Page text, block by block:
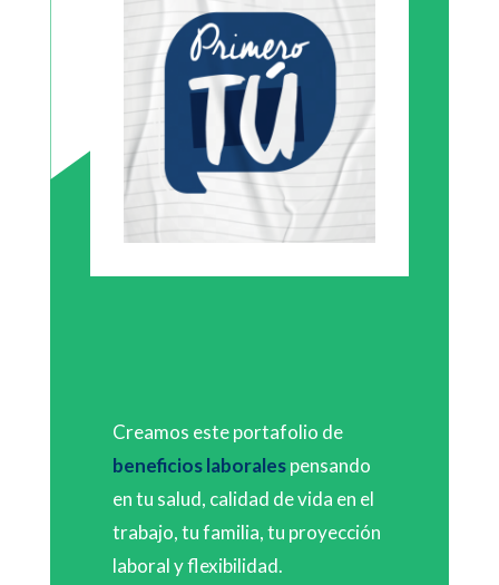
Creamos este portafolio de
beneficios laboralespensando
en tu salud, calidad de vida en el
trabajo, tu familia, tu proyección
laboral y flexibilidad.